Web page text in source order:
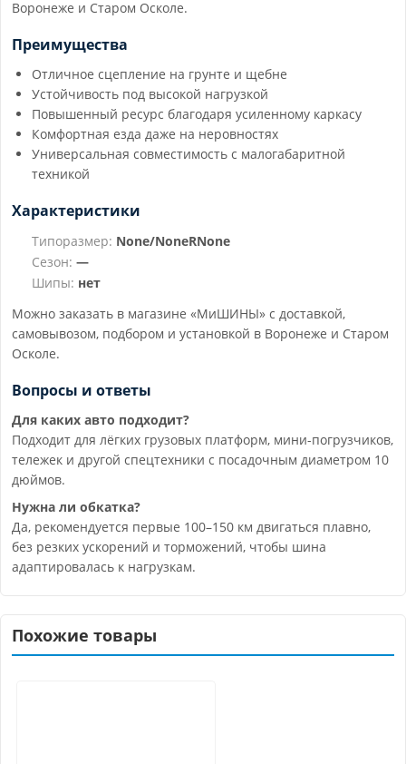
Воронеже и Старом Осколе.
Преимущества
Отличное сцепление на грунте и щебне
Устойчивость под высокой нагрузкой
Повышенный ресурс благодаря усиленному каркасу
Комфортная езда даже на неровностях
Универсальная совместимость с малогабаритной
техникой
Характеристики
Типоразмер: None/NoneRNone
Сезон: —
Шипы: нет
Можно заказать в магазине «МиШИНЫ» с доставкой,
самовывозом, подбором и установкой в Воронеже и Старом
Осколе.
Вопросы и ответы
Для каких авто подходит?
Подходит для лёгких грузовых платформ, мини-погрузчиков,
тележек и другой спецтехники с посадочным диаметром 10
дюймов.
Нужна ли обкатка?
Да, рекомендуется первые 100–150 км двигаться плавно,
без резких ускорений и торможений, чтобы шина
адаптировалась к нагрузкам.
Похожие товары